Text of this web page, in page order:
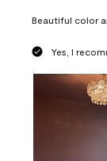
Beautiful color
Yes, I